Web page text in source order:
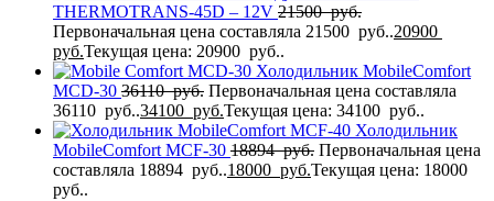
THERMOTRANS-45D – 12V 21500руб.
Первоначальная цена составляла 21500 руб..20900
руб.Текущая цена: 20900 руб..
Холодильник MobileComfort
MCD-30 36110руб. Первоначальная цена составляла
36110 руб..34100 руб.Текущая цена: 34100 руб..
Холодильник
MobileComfort MCF-30 18894руб. Первоначальная цена
составляла 18894 руб..18000 руб.Текущая цена: 18000
руб..